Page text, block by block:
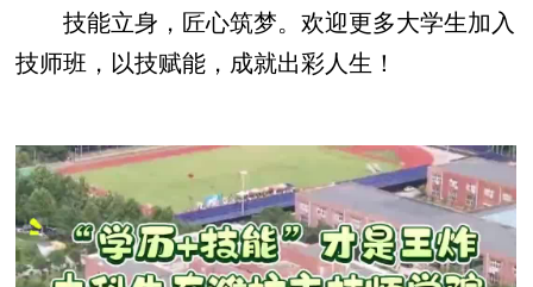
技能立身，匠心筑梦。欢迎更多大学生加入
技师班，以技赋能，成就出彩人生！